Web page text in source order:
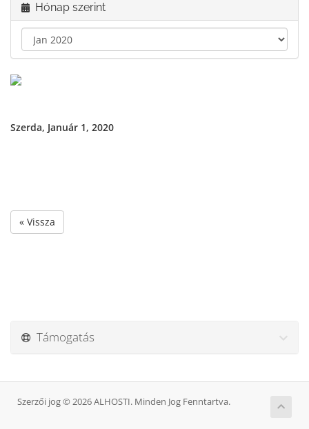
Hónap szerint
Szerda, Január 1, 2020
« Vissza
Támogatás
Szerzői jog © 2026 ALHOSTI. Minden Jog Fenntartva.